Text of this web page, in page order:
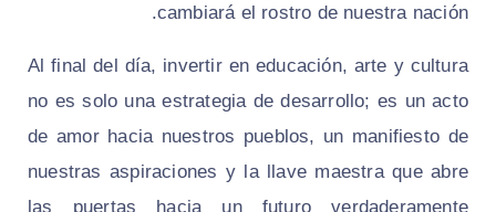
cambiará el rostro de nuestra nación.
Al final del día, invertir en educación, arte y cultura
no es solo una estrategia de desarrollo; es un acto
de amor hacia nuestros pueblos, un manifiesto de
nuestras aspiraciones y la llave maestra que abre
las puertas hacia un futuro verdaderamente